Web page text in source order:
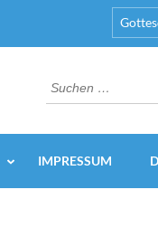
Suchen
nach:
IMPRESSUM